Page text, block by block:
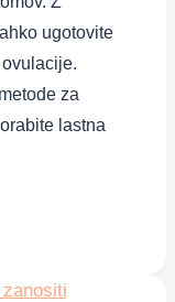
ugotovite
za
lastna